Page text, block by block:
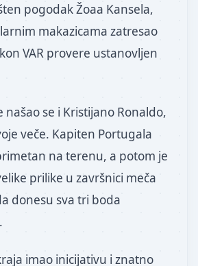
pogodak Žoaa Kansela,
makazicama zatresao
VAR provere ustanovljen
našao se i Kristijano Ronaldo,
veče. Kapiten Portugala
na terenu, a potom je
prilike u završnici meča
donesu sva tri boda
imao inicijativu i znatno